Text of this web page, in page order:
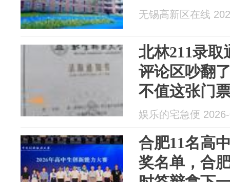
无锡高新区在线
北林211录取
评论区吵翻
不值这张门
娱乐的宅急便
合肥11名高
奖名单，合